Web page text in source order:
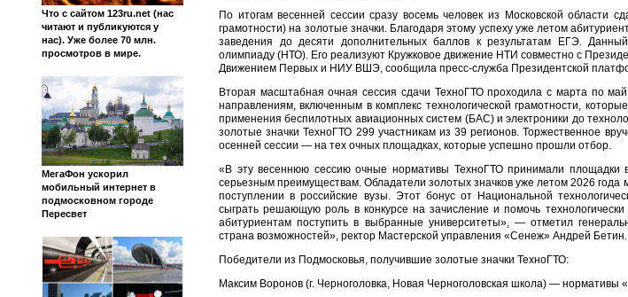
Что с сайтом 123ru.net (нас
читают и публикуются у
нас). Уже более 70 млн.
просмотров в мире.
МегаФон ускорил
мобильный интернет в
подмосковном городе
Пересвет
По итогам весенней сессии сразу восемь человек из Московской области
грамотности) на золотые значки. Благодаря этому успеху уже летом
заведения до десяти дополнительных баллов к результатам ЕГЭ.
олимпиаду (НТО). Его реализуют Кружковое движение НТИ совместно с
Движением Первых и НИУ ВШЭ, сообщила пресс-служба Президентской
Вторая масштабная очная сессия сдачи ТехноГТО проходила с марта по
направлениям, включенным в комплекс технологической грамотности,
применения беспилотных авиационных систем (БАС) и электроники до
золотые значки ТехноГТО 299 участникам из 39 регионов. Торжественное
осенней сессии — на тех очных площадках, которые успешно прошли отбор.
«В эту весеннюю сессию очные нормативы ТехноГТО принимали площадки
серьезным преимуществам. Обладатели золотых значков уже летом 2026 года
поступлении в российские вузы. Этот бонус от Национальной
сыграть решающую роль в конкурсе на зачисление и помочь
абитуриентам поступить в выбранные университеты», — отметил
страна возможностей», ректор Мастерской управления «Сенеж» Андрей Бетин.
Победители из Подмосковья, получившие золотые значки ТехноГТО:
Максим Воронов (г. Черноголовка, Новая Черноголовская школа) —